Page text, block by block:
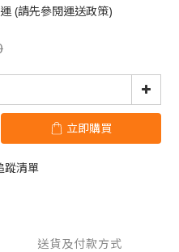
(請先參閱運送政策)
立即購買
蹤清單
送貨及付款方式